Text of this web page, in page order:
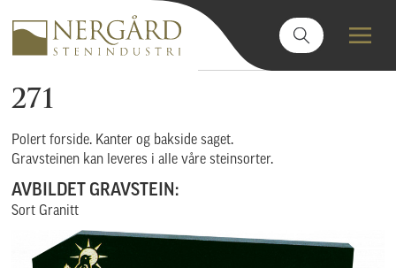
271
Polert forside. Kanter og bakside saget.
Gravsteinen kan leveres i alle våre steinsorter.
AVBILDET GRAVSTEIN:
Sort Granitt